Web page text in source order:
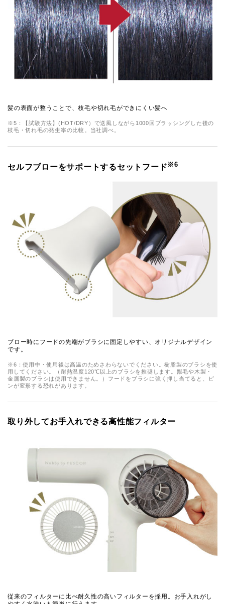
髪の表面が整うことで、枝毛や切れ毛ができにくい髪へ
※5：【試験方法】(HOT/DRY）で送風しながら1000回ブラッシングした後の
枝毛・切れ毛の発生率の比較。当社調べ。
セルフブローをサポートするセットフード ※6
ブロー時にフードの先端がブラシに固定しやすい、オリジナルデザイン
です。
※6：使用中・使用後は高温のためさわらないでください。樹脂製のブラシを使
用してください。（耐熱温度120℃以上のブラシを推奨します。獣毛や木製・
金属製のブラシは使用できません。）フードをブラシに強く押し当てると、ピ
ンが変形する恐れがあります。
取り外してお手入れできる高性能フィルター
従来のフィルターに比べ耐久性の高いフィルターを採用。お手入れがし